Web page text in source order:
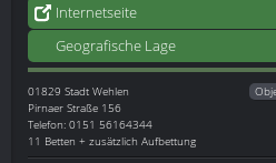
Internetseite
Geografische Lage
01829 Stadt Wehlen
Pirnaer Straße 156
Telefon: 0151 56164344
11 Betten + zusätzlich Aufbettung